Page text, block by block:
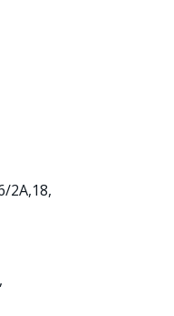
2А,18,